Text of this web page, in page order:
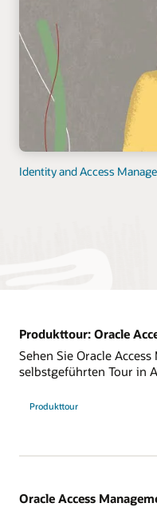
Identity and Access
Produkttour: Oracle
Sehen Sie Oracle
selbstgeführten Tour in
Produkttour
Oracle Access